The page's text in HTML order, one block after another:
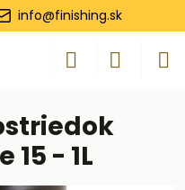
info@finishing.sk
15 - 1L